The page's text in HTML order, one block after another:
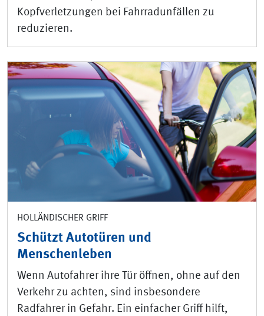
Kopfverletzungen bei Fahrradunfällen zu
reduzieren.
HOLLÄNDISCHER GRIFF
Schützt Autotüren und
Menschenleben
Wenn Autofahrer ihre Tür öffnen, ohne auf den
Verkehr zu achten, sind insbesondere
Radfahrer in Gefahr. Ein einfacher Griff hilft,